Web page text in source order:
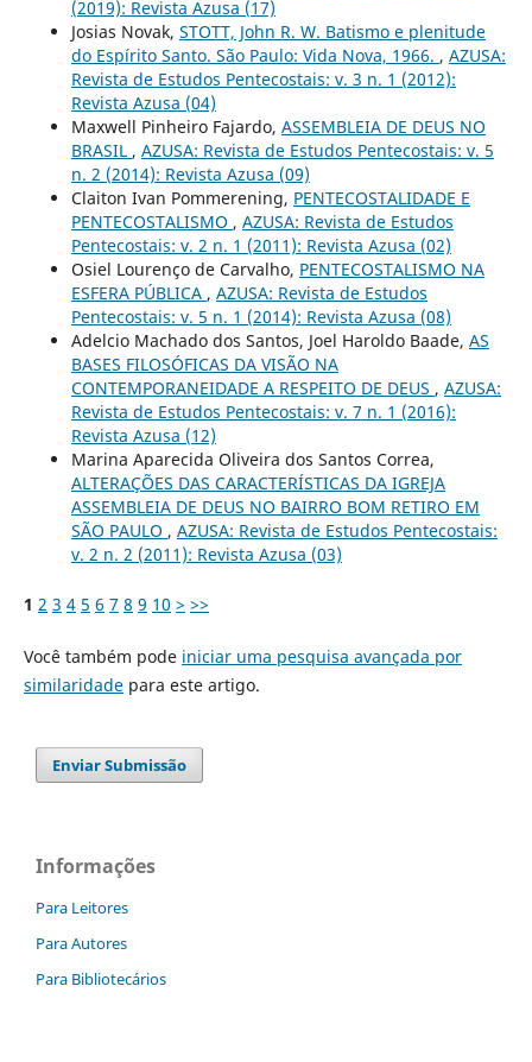
(2019): Revista Azusa (17)
Josias Novak, STOTT, John R. W. Batismo e plenitude
do Espírito Santo. São Paulo: Vida Nova, 1966. , AZUSA:
Revista de Estudos Pentecostais: v. 3 n. 1 (2012):
Revista Azusa (04)
Maxwell Pinheiro Fajardo, ASSEMBLEIA DE DEUS NO
BRASIL , AZUSA: Revista de Estudos Pentecostais: v. 5
n. 2 (2014): Revista Azusa (09)
Claiton Ivan Pommerening, PENTECOSTALIDADE E
PENTECOSTALISMO , AZUSA: Revista de Estudos
Pentecostais: v. 2 n. 1 (2011): Revista Azusa (02)
Osiel Lourenço de Carvalho, PENTECOSTALISMO NA
ESFERA PÚBLICA , AZUSA: Revista de Estudos
Pentecostais: v. 5 n. 1 (2014): Revista Azusa (08)
Adelcio Machado dos Santos, Joel Haroldo Baade, AS
BASES FILOSÓFICAS DA VISÃO NA
CONTEMPORANEIDADE A RESPEITO DE DEUS , AZUSA:
Revista de Estudos Pentecostais: v. 7 n. 1 (2016):
Revista Azusa (12)
Marina Aparecida Oliveira dos Santos Correa,
ALTERAÇÕES DAS CARACTERÍSTICAS DA IGREJA
ASSEMBLEIA DE DEUS NO BAIRRO BOM RETIRO EM
SÃO PAULO , AZUSA: Revista de Estudos Pentecostais:
v. 2 n. 2 (2011): Revista Azusa (03)
1 2 3 4 5 6 7 8 9 10 > >>
Você também pode iniciar uma pesquisa avançada por
similaridadepara este artigo.
Enviar Submissão
Informações
Para Leitores
Para Autores
Para Bibliotecários